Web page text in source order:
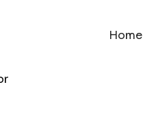
Home